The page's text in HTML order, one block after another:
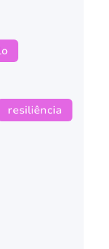
resiliência